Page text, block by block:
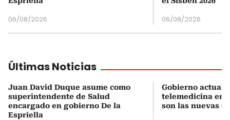
06/08/2026 06/08/2026
Últimas Noticias
Juan David Duque asume como
superintendente de Salud
encargado en gobierno De la
Espriella
Gobierno
telemedicina en
son las nuevas